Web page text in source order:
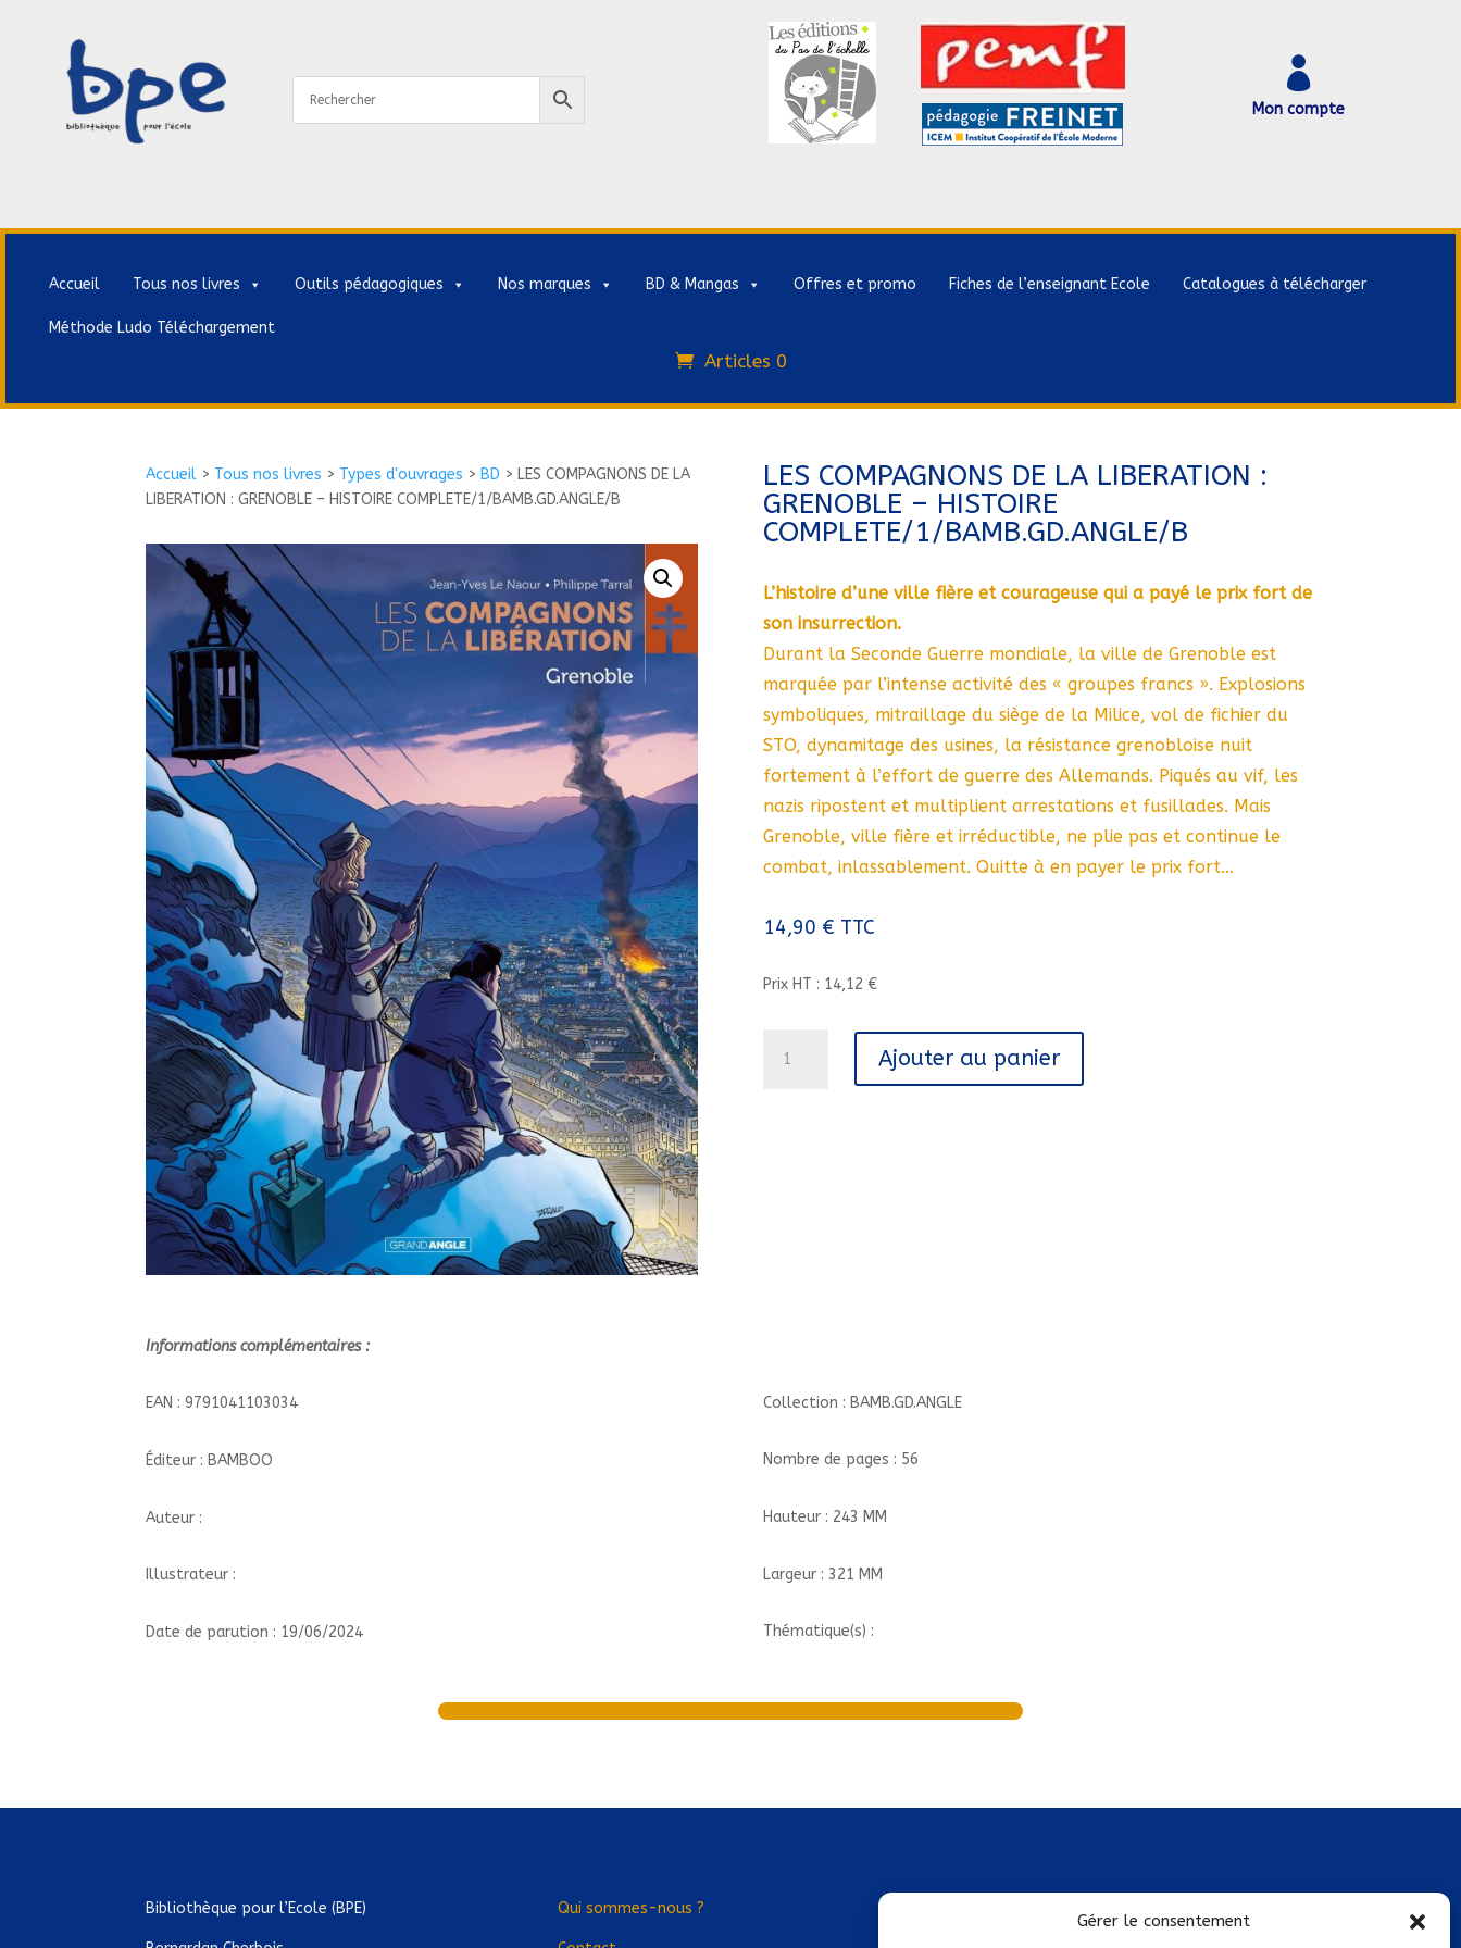
Gérer le consentement

Mon compte
Accueil Tous nos livres Outils pédagogiques Nos marques BD & Mangas Offres et promo Fiches de l’enseignant Ecole Catalogues à télécharger
Méthode Ludo Téléchargement
Articles 0
Accueil > Tous nos livres > Types d'ouvrages > BD > LES COMPAGNONS DE LA
LIBERATION : GRENOBLE – HISTOIRE COMPLETE/1/BAMB.GD.ANGLE/B
LES COMPAGNONS DE LA LIBERATION :
GRENOBLE – HISTOIRE
COMPLETE/1/BAMB.GD.ANGLE/B
L’histoire d’une ville fière et courageuse qui a payé le prix fort de
son insurrection.
Durant la Seconde Guerre mondiale, la ville de Grenoble est
marquée par l’intense activité des « groupes francs ». Explosions
symboliques, mitraillage du siège de la Milice, vol de fichier du
STO, dynamitage des usines, la résistance grenobloise nuit
fortement à l’effort de guerre des Allemands. Piqués au vif, les
nazis ripostent et multiplient arrestations et fusillades. Mais
Grenoble, ville fière et irréductible, ne plie pas et continue le
combat, inlassablement. Quitte à en payer le prix fort…
14,90 € TTC
Prix HT : 14,12 €
Ajouter au panier
Informations complémentaires :
EAN : 9791041103034
Éditeur : BAMBOO
Auteur :
Illustrateur :
Date de parution : 19/06/2024
Collection : BAMB.GD.ANGLE
Nombre de pages : 56
Hauteur : 243 MM
Largeur : 321 MM
Thématique(s) :
Bibliothèque pour l’Ecole (BPE) Qui sommes-nous ?